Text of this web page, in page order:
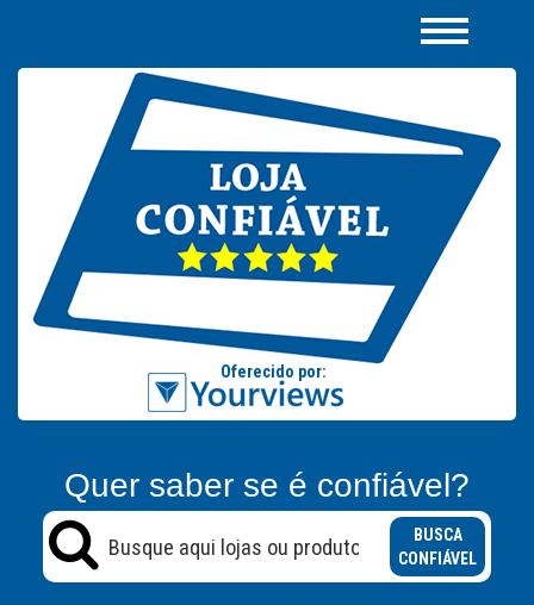
Quer saber se é confiável?
BUSCA
CONFIÁVEL